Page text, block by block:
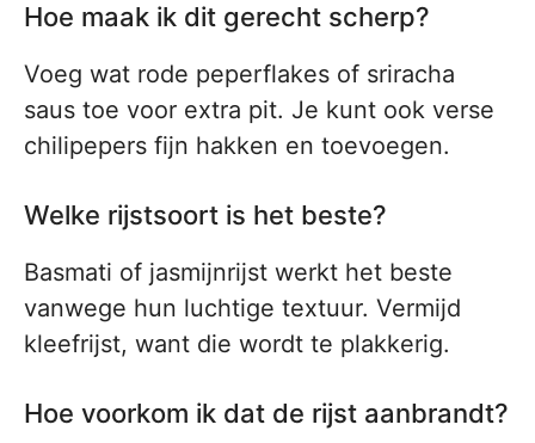
Hoe maak ik dit gerecht scherp?
Voeg wat rode peperflakes of sriracha
saus toe voor extra pit. Je kunt ook verse
chilipepers fijn hakken en toevoegen.
Welke rijstsoort is het beste?
Basmati of jasmijnrijst werkt het beste
vanwege hun luchtige textuur. Vermijd
kleefrijst, want die wordt te plakkerig.
Hoe voorkom ik dat de rijst aanbrandt?